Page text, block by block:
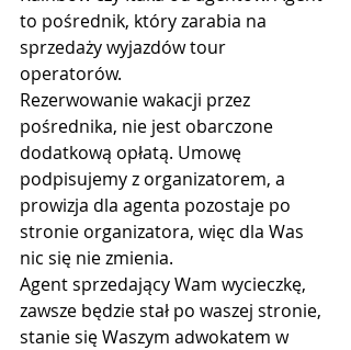
to pośrednik, który zarabia na
sprzedaży wyjazdów tour
operatorów.
Rezerwowanie wakacji przez
pośrednika, nie jest obarczone
dodatkową opłatą. Umowę
podpisujemy z organizatorem, a
prowizja dla agenta pozostaje po
stronie organizatora, więc dla Was
nic się nie zmienia.
Agent sprzedający Wam wycieczkę,
zawsze będzie stał po waszej stronie,
stanie się Waszym adwokatem w